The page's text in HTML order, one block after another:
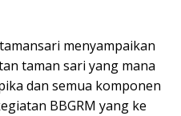
menyampaikan
taman sari yang mana
dan semua komponen
BBGRM yang ke